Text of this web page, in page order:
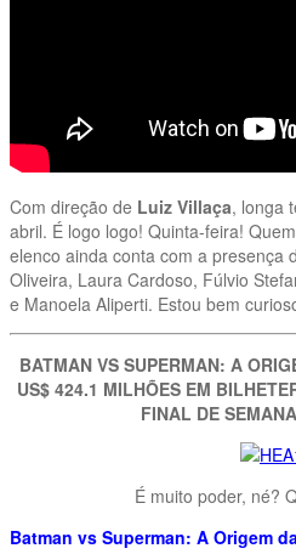
Com direção de Luiz Villaça, longa
abril. É logo logo! Quinta-feira!
elenco ainda conta com a presença
Oliveira, Laura Cardoso, Fúlvio
e Manoela Aliperti. Estou bem
BATMAN VS SUPERMAN: A
US$ 424.1 MILHÕES EM
FINAL DE
É muito poder, né?
Batman vs Superman: A Origem